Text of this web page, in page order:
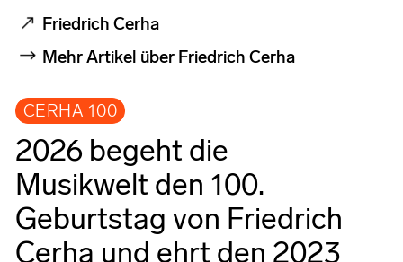
Friedrich Cerha
Mehr Artikel über Friedrich Cerha
CERHA 100
2026 begeht die
Musikwelt den 100.
Geburtstag von Friedrich
Cerha und ehrt den 2023